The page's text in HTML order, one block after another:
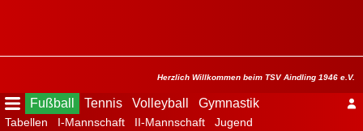
Herzlich Willkommen beim TSV Aindling 1946 e.V.
Fußball Tennis Volleyball Gymnastik
Tabellen I-Mannschaft II-Mannschaft Jugend